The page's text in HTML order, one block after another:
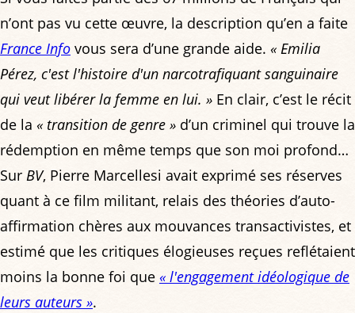
n’ont pas vu cette œuvre, la description qu’en a faite
France Info vous sera d’une grande aide. « Emilia
Pérez, c'est l'histoire d'un narcotrafiquant sanguinaire
qui veut libérer la femme en lui. » En clair, c’est le récit
de la « transition de genre » d’un criminel qui trouve la
rédemption en même temps que son moi profond…
Sur BV, Pierre Marcellesi avait exprimé ses réserves
quant à ce film militant, relais des théories d’auto-
affirmation chères aux mouvances transactivistes, et
estimé que les critiques élogieuses reçues reflétaient
moins la bonne foi que « l'engagement idéologique de
leurs auteurs ».